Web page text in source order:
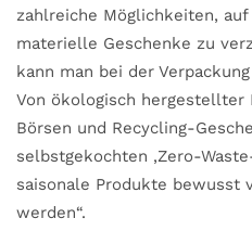
zahlreiche Möglichkeiten,
materielle Geschenke zu
kann man bei der
Von ökologisch hergestellter
Börsen und Recycling-
selbstgekochten ‚Zero-
saisonale Produkte bewusst
werden“.